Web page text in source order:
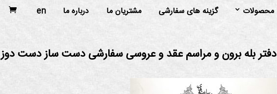
محصولات گزینه های سفارشی مشتریان ما درباره ما en
دفتر بله برون و مراسم عقد و عروسی سفارشی دست ساز دست دوز